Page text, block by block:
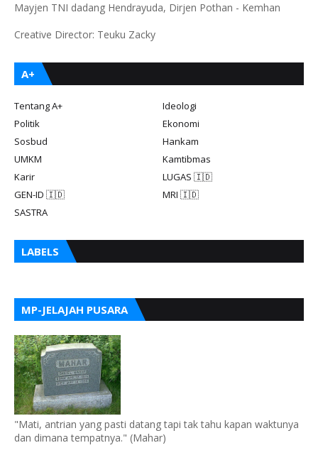
Mayjen TNI dadang Hendrayuda, Dirjen Pothan - Kemhan
Creative Director: Teuku Zacky
A+
Tentang A+
Ideologi
Politik
Ekonomi
Sosbud
Hankam
UMKM
Kamtibmas
Karir
LUGAS 🇮🇩
GEN-ID 🇮🇩
MRI 🇮🇩
SASTRA
LABELS
MP-JELAJAH PUSARA
"Mati, antrian yang pasti datang tapi tak tahu kapan waktunya
dan dimana tempatnya." (Mahar)